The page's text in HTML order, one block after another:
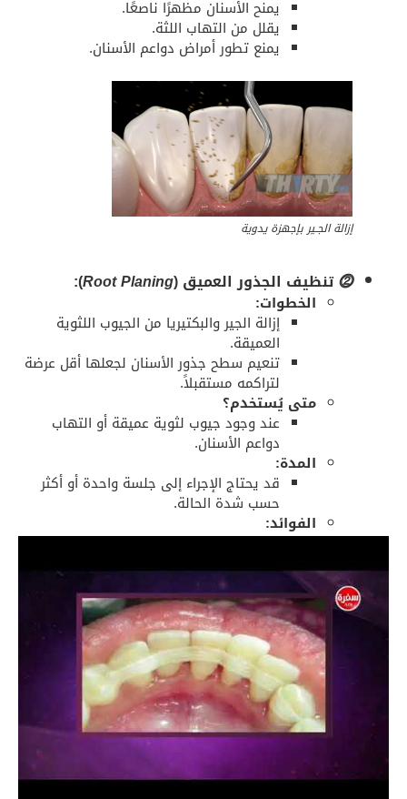
يمنح الأسنان مظهرًا ناصعًا.
يقلل من التهاب اللثة.
يمنع تطور أمراض دواعم الأسنان.
إزالة الجـير بإجهزة يدوية
⓶تنظيف الجذور العميق (Root Planing
):
الخطوات:
إزالة الجير والبكتيريا من الجيوب اللثوية
العميقة.
تنعيم سطح جذور الأسنان لجعلها أقل عرضة
لتراكمه مستقبلاً.
متى يُستخدم؟
عند وجود جيوب لثوية عميقة أو التهاب
دواعم الأسنان.
المدة:
قد يحتاج الإجراء إلى جلسة واحدة أو أكثر
حسب شدة الحالة.
الفوائد:
يعيد الصحة للأنسجة اللثوية.
يمنع فقدان الأسنان.
⓷إزالة الجير بالليزر (Laser Tartar Removal
كيف يعمل؟
توجيه شعاع الليزر بدقة إلى المناطق
المستهدفه لتفتيته دون التأثير على
الأنسجة السليمة.
يساعد في تطهير الجيوب اللثوية من
البكتيريا.
المميزات:
أقل ألمًا مقارنة بالطريقة التقليدية.